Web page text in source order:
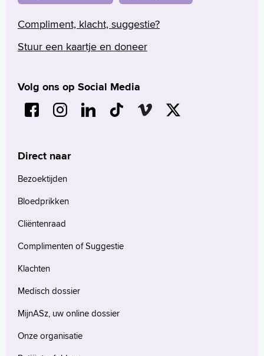
Compliment, klacht, suggestie?
Stuur een kaartje en doneer
Volg ons op Social Media
Direct naar
Bezoektijden
Bloedprikken
Cliëntenraad
Complimenten of Suggestie
Klachten
Medisch dossier
MijnASz, uw online dossier
Onze organisatie